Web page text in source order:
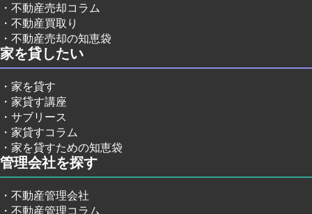
不動産売却コラム
不動産買取り
不動産売却の知恵袋
家を貸したい
家を貸す
家貸す講座
サブリース
家貸すコラム
家を貸すための知恵袋
管理会社を探す
不動産管理会社
不動産管理コラム